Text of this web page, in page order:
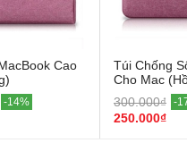
Cao
-14%
Túi Chống
Cho Mac
300.000₫ -
250.000₫